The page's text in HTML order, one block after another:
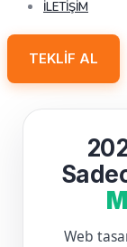
İLETIŞIM
TEKLIF AL
Web